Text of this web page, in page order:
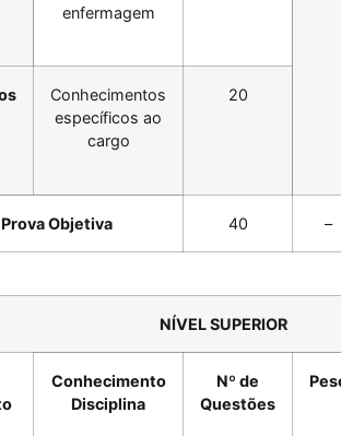
enfermagem
Conhecimentos
específicos ao
cargo
20
Objetiva 40 –
NÍVEL SUPERIOR
Conhecimento
Disciplina
Nº de
Questões